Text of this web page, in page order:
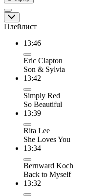
Плейлист
13:46
Eric Clapton
Son & Sylvia
13:42
Simply Red
So Beautiful
13:39
Rita Lee
She Loves You
13:34
Bernward Koch
Back to Myself
13:32